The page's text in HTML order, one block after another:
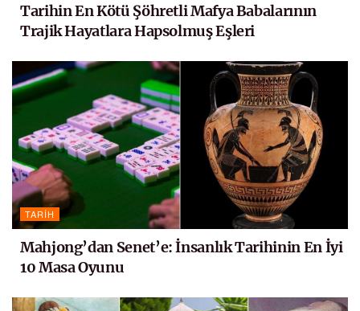
Tarihin En Kötü Şöhretli Mafya Babalarının
Trajik Hayatlara Hapsolmuş Eşleri
TARIH
Mahjong’dan Senet’e: İnsanlık Tarihinin En İyi
10 Masa Oyunu